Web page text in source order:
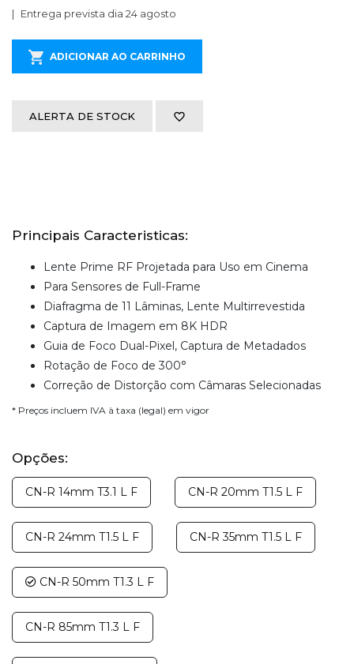
Entrega prevista dia 24 agosto
ADICIONAR AO CARRINHO
ALERTA DE STOCK
Principais Caracteristicas:
Lente Prime RF Projetada para Uso em Cinema
Para Sensores de Full-Frame
Diafragma de 11 Lâminas, Lente Multirrevestida
Captura de Imagem em 8K HDR
Guia de Foco Dual-Pixel, Captura de Metadados
Rotação de Foco de 300°
Correção de Distorção com Câmaras Selecionadas
* Preços incluem IVA à taxa (legal) em vigor
Opções:
CN-R 14mm T3.1 L F CN-R 20mm T1.5 L F
CN-R 24mm T1.5 L F CN-R 35mm T1.5 L F
CN-R 50mm T1.3 L F
CN-R 85mm T1.3 L F